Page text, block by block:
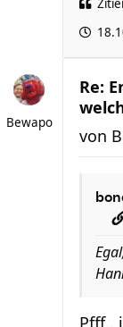
Bewapo
Re:
von